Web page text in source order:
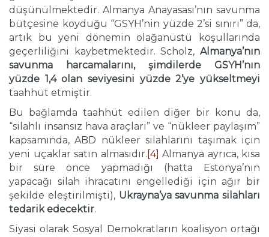
düşünülmektedir. Almanya Anayasası’nın savunma
bütçesine koyduğu “GSYH’nin yüzde 2’si sınırı” da,
artık bu yeni dönemin olağanüstü koşullarında
geçerliliğini kaybetmektedir. Scholz, Almanya’nın
savunma harcamalarını, şimdilerde GSYH’nın
yüzde 1,4 olan seviyesini yüzde 2’ye yükseltmeyi
taahhüt etmiştir.
Bu bağlamda taahhüt edilen diğer bir konu da,
“silahlı insansız hava araçları” ve “nükleer paylaşım”
kapsamında, ABD nükleer silahlarını taşımak için
yeni uçaklar satın almasıdır. [4] Almanya ayrıca, kısa
bir süre önce yapmadığı (hatta Estonya’nın
yapacağı silah ihracatını engellediği için ağır bir
şekilde eleştirilmişti), Ukrayna’ya savunma silahları
tedarik edecektir.
Siyasi olarak Sosyal Demokratların koalisyon ortağı